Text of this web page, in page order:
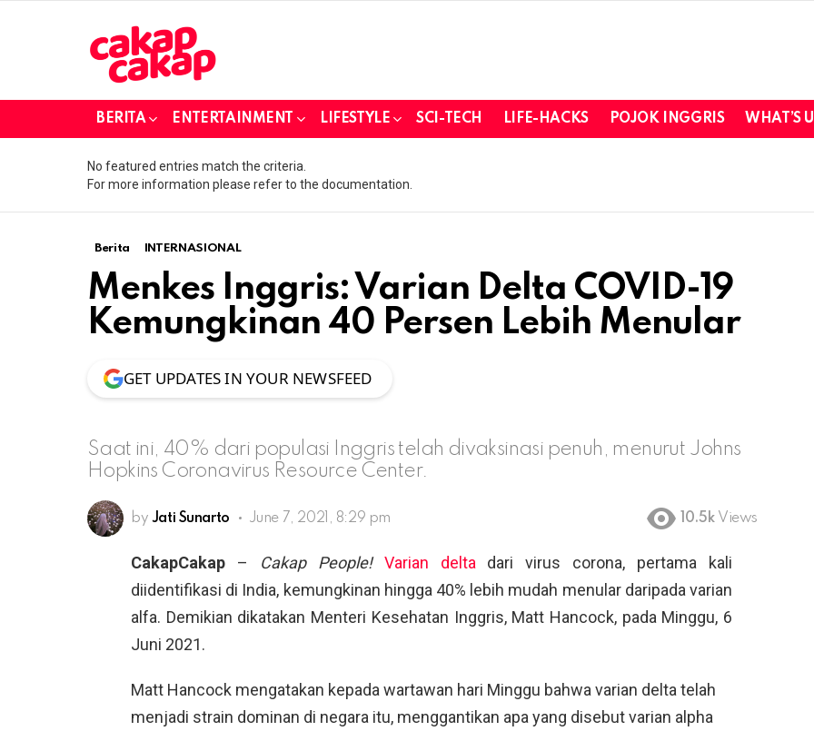
BERITA ENTERTAINMENT LIFESTYLE SCI-TECH LIFE-HACKS POJOK INGGRIS WHAT’S
No featured entries match the criteria.
For more information please refer to the documentation.
Berita INTERNASIONAL
Menkes Inggris: Varian Delta COVID-19
Kemungkinan 40 Persen Lebih Menular
GET UPDATES IN YOUR NEWSFEED
Saat ini, 40% dari populasi Inggris telah divaksinasi penuh, menurut Johns
Hopkins Coronavirus Resource Center.
by Jati Sunarto June 7, 2021, 8:29 pm 10.5k Views
CakapCakap – Cakap People! Varian delta dari virus corona, pertama kali
diidentifikasi di India, kemungkinan hingga 40% lebih mudah menular daripada varian
alfa. Demikian dikatakan Menteri Kesehatan Inggris, Matt Hancock, pada Minggu, 6
Juni 2021.
Matt Hancock mengatakan kepada wartawan hari Minggu bahwa varian delta telah
menjadi strain dominan di negara itu, menggantikan apa yang disebut varian alpha